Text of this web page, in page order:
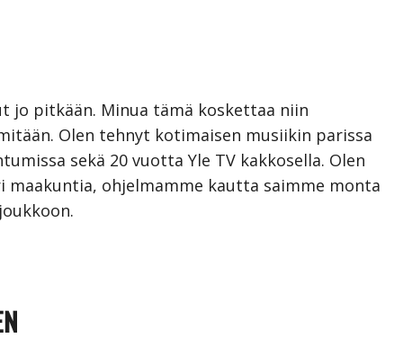
jo pitkään. Minua tämä koskettaa niin
Olen tehnyt kotimaisen musiikin parissa
sekä 20 vuotta Yle TV kakkosella. Olen
ohjelmamme kautta saimme monta